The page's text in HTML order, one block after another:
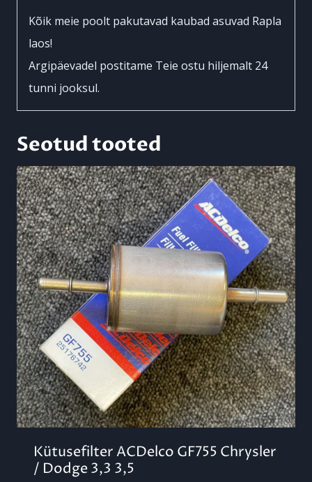
Kõik meie poolt pakutavad kaubad asuvad Rapla
laos!
Argipäevadel postitame Teie ostu hiljemalt 24
tunni jooksul.
Seotud tooted
Kütusefilter ACDelco GF755 Chrysler
/ Dodge 3,3 3,5